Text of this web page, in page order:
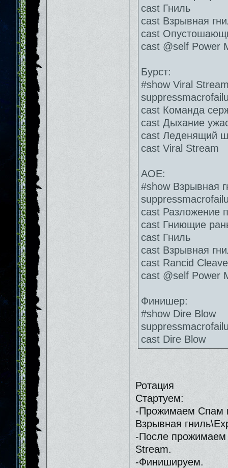
cast Гниль
cast Взрывная
cast
cast @self Power
Бурст:
#show Viral
cast Команда
cast Дыхание
cast Леденящий
cast Viral Stream
АОЕ:
#show Взрывная
cast Разложение
cast Гниющие
cast Гниль
cast Взрывная
cast Rancid Cleave
cast @self Power
Финишер:
#show Dire Blow
cast Dire Blow
Ротация
Стартуем:
-Прожимаем Спам
Взрывная
-После прожимаем
Stream.
-Финишируем.